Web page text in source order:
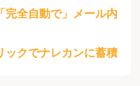
「完全自動で」メール内
ックでナレカンに蓄積